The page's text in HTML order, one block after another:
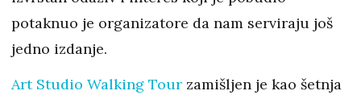
potaknuo je organizatore da nam serviraju još
jedno izdanje.
Art Studio Walking Tour zamišljen je kao šetnja